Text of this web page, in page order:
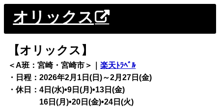
オリックス
【オリックス】
＜A班：宮崎・宮崎市＞｜楽天ﾄﾗﾍﾞﾙ
・日程：2026年2月1日(日)～2月27日(金)
・休日：4日(水)•9日(月)•13日(金)
16日(月)•20日(金)•24日(火)